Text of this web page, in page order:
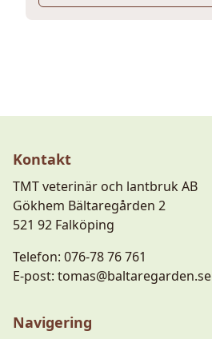
Kontakt
TMT veterinär och lantbruk AB
Gökhem Bältaregården 2
521 92 Falköping
Telefon: 076-78 76 761
E-post: tomas@baltaregarden.se
Navigering